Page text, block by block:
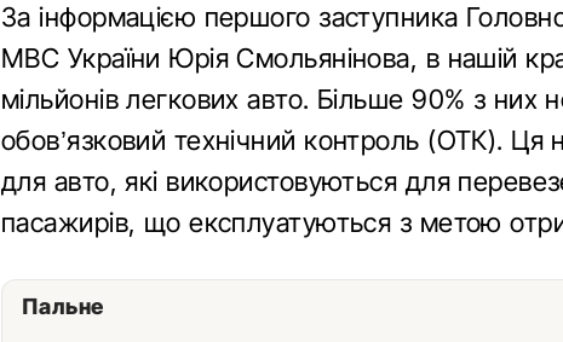
За інформацією першого заступника
МВС України Юрія Смольянінова, в нашій
мільйонів легкових авто. Більше 90% з них
обов’язковий технічний контроль (ОТК).
для авто, які використовуються для
пасажирів, що експлуатуються з метою
Пальне